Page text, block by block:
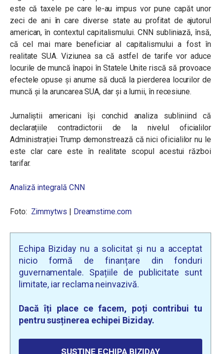
este că taxele pe care le-au impus vor pune capăt unor
zeci de ani în care diverse state au profitat de ajutorul
american, în contextul capitalismului. CNN subliniază, însă,
că cel mai mare beneficiar al capitalismului a fost în
realitate SUA. Viziunea sa că astfel de tarife vor aduce
locurile de muncă înapoi în Statele Unite riscă să provoace
efectele opuse și anume să ducă la pierderea locurilor de
muncă și la aruncarea SUA, dar și a lumii, în recesiune.
Jurnaliștii americani își conchid analiza subliniind că
declarațiile contradictorii de la nivelul oficialilor
Administrației Trump demonstrează că nici oficialilor nu le
este clar care este în realitate scopul acestui război
tarifar.
Analiză integrală CNN
Foto: Zimmytws | Dreamstime.com
Echipa Biziday nu a solicitat și nu a acceptat
nicio formă de finanțare din fonduri
guvernamentale. Spațiile de publicitate sunt
limitate, iar reclama neinvazivă.
Dacă îți place ce facem, poți contribui tu
pentru susținerea echipei Biziday.
SUSȚINE ECHIPA BIZIDAY